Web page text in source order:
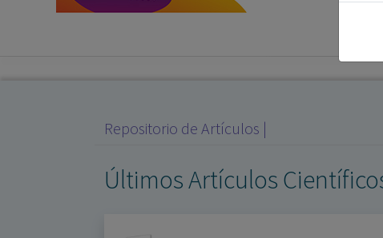
a
Repositorio de Artículos |
Últimos Artículos